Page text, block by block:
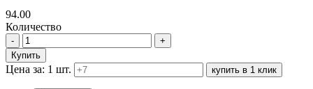
94.00
Количество
-
+
Купить
Цена за: 1 шт. купить в 1 клик